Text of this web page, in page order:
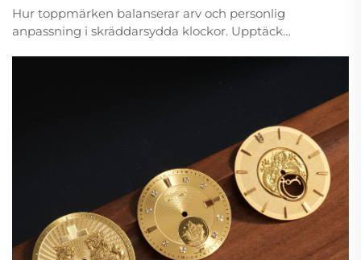
Hur toppmärken balanserar arv och personlig
anpassning i skräddarsydda klockor. Upptäck